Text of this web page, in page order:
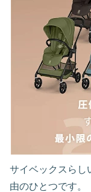
サイベックスらし
由のひとつです。